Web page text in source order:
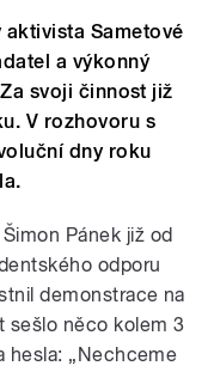
Sametové
a výkonný
svoji činnost již
V rozhovoru s
dny roku
Pánek již od
odporu
demonstrace na
sešlo něco kolem 3
hesla: „Nechceme